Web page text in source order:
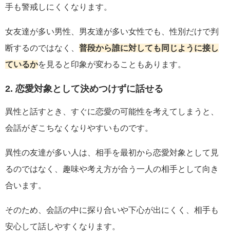
手も警戒しにくくなります。
女友達が多い男性、男友達が多い女性でも、性別だけで判
断するのではなく、 普段から誰に対しても同じように接し
ているかを見ると印象が変わることもあります。
2. 恋愛対象として決めつけずに話せる
異性と話すとき、すぐに恋愛の可能性を考えてしまうと、
会話がぎこちなくなりやすいものです。
異性の友達が多い人は、相手を最初から恋愛対象として見
るのではなく、趣味や考え方が合う一人の相手として向き
合います。
そのため、会話の中に探り合いや下心が出にくく、相手も
安心して話しやすくなります。